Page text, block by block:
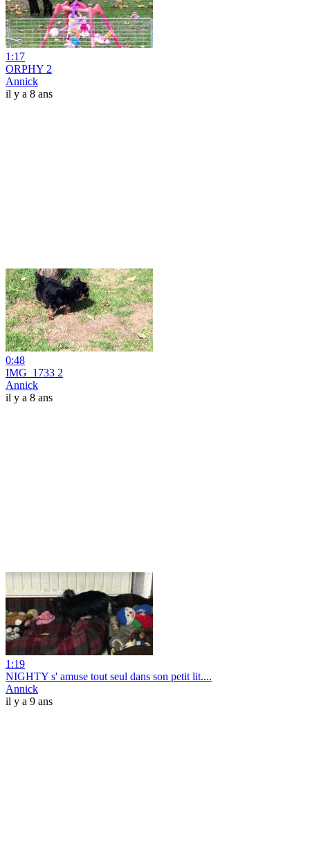
1:17
ORPHY 2
Annick
il y a 8 ans
0:48
IMG_1733 2
Annick
il y a 8 ans
1:19
NIGHTY s' amuse tout seul dans son petit lit....
Annick
il y a 9 ans